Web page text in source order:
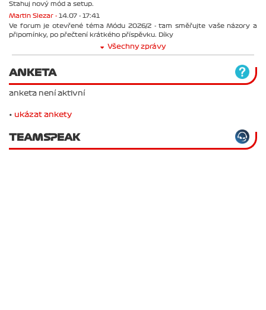
Stahuj nový mód a setup.
Martin Slezar - 14.07 - 17:41
Ve forum je otevřené téma Módu 2026/2 - tam směřujte vaše názory a
připomínky, po přečtení krátkého příspěvku. Díky
Všechny zprávy
ANKETA
anketa není aktivní
• ukázat ankety
TEAMSPEAK